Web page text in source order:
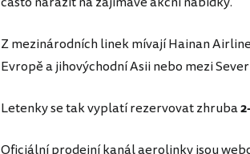
Z mezinárodních linek mívají Hainan
Evropě a jihovýchodní Asii nebo mezi
Letenky se tak vyplatí rezervovat zhruba
Oficiální prodejní kanál aerolinky jsou